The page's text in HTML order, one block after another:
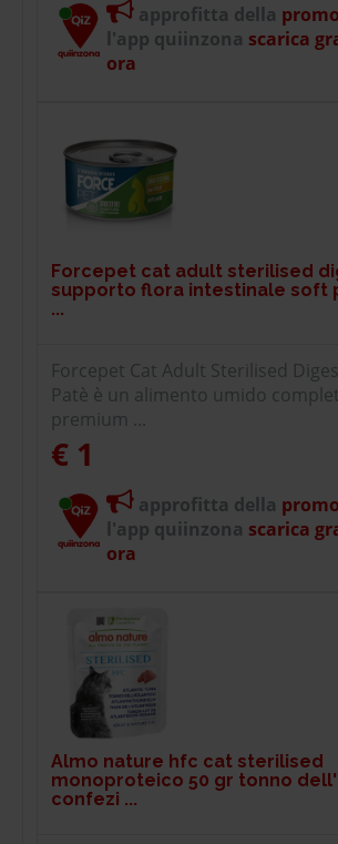
approfitta della promo
l'app quiinzona scarica
ora
Forcepet cat adult sterilised
supporto flora intestinale soft
...
Forcepet Cat Adult Sterilised
Patè è un alimento umido
premium ...
€ 1
approfitta della promo
l'app quiinzona scarica
ora
Almo nature hfc cat sterilised
monoproteico 50 gr tonno
confezi ...